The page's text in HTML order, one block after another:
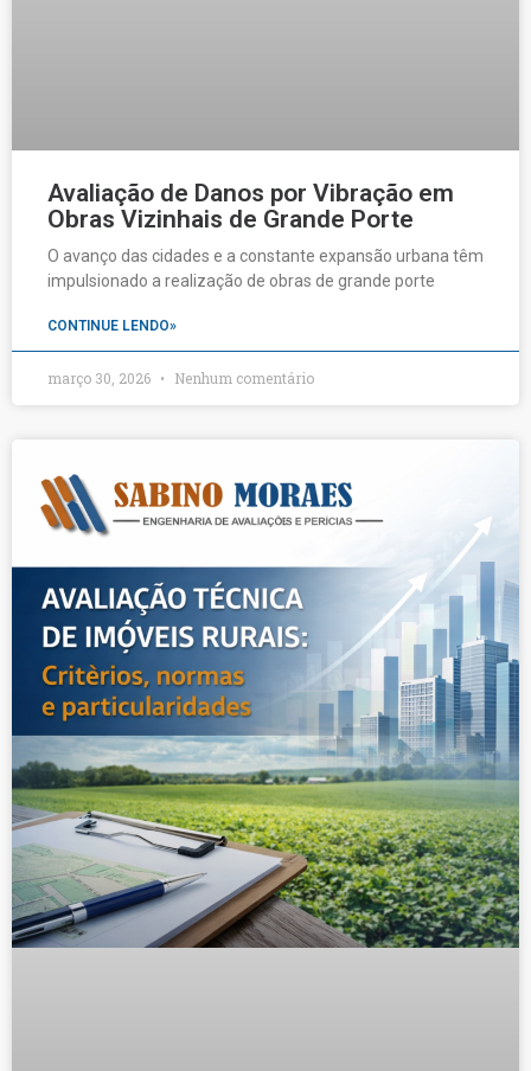
Avaliação de Danos por Vibração em
Obras Vizinhais de Grande Porte
O avanço das cidades e a constante expansão urbana têm
impulsionado a realização de obras de grande porte
CONTINUE LENDO»
março 30, 2026 Nenhum comentário